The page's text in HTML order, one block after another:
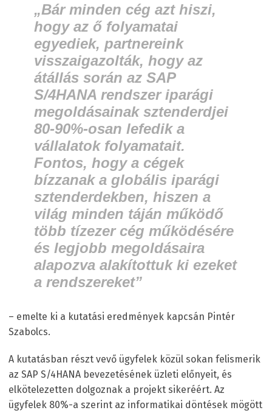
„Bár minden cég azt hiszi,
hogy az ő folyamatai
egyediek, partnereink
visszaigazolták, hogy az
átállás során az SAP
S/4HANA rendszer iparági
megoldásainak sztenderdjei
80-90%-osan lefedik a
vállalatok folyamatait.
Fontos, hogy a cégek
bízzanak a globális iparági
sztenderdekben, hiszen a
világ minden táján működő
több tízezer cég működésére
és legjobb megoldásaira
alapozva alakítottuk ki ezeket
a rendszereket”
– emelte ki a kutatási eredmények kapcsán Pintér
Szabolcs.
A kutatásban részt vevő ügyfelek közül sokan felismerik
az SAP S/4HANA bevezetésének üzleti előnyeit, és
elkötelezetten dolgoznak a projekt sikeréért. Az
ügyfelek 80%-a szerint az informatikai döntések mögött